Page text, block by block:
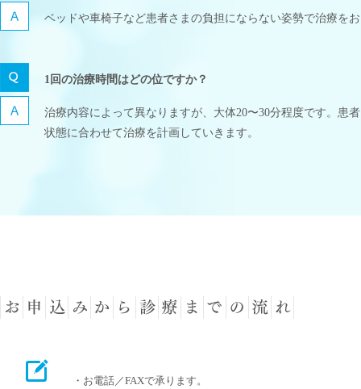
ベッドや車椅子など患者さまの負担にならない姿勢で治療を
1回の治療時間はどの位ですか？
治療内容によって異なりますが、大体20〜30分程度です。患
状態に合わせて治療を計画していきます。
・お電話／FAXで承ります。